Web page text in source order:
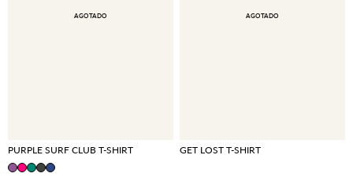
AGOTADO
PURPLE SURF CLUB T-SHIRT
AGOTADO
GET LOST T-SHIRT